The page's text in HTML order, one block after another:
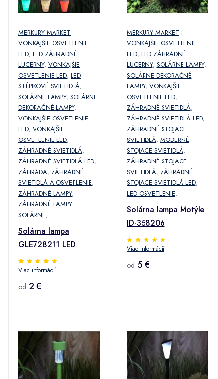
MERKURY MARKET |
VONKAJŠIE OSVETLENIE
LED, LED ZÁHRADNÉ
LUCERNY, VONKAJŠIE
OSVETLENIE LED, LED
STĹPIKOVÉ SVIETIDLÁ,
SOLÁRNE LAMPY, SOLÁRNE
DEKORAČNÉ LAMPY,
VONKAJŠIE OSVETLENIE
LED, VONKAJŠIE
OSVETLENIE LED,
ZÁHRADNÉ SVIETIDLÁ,
ZÁHRADNÉ SVIETIDLÁ LED,
ZÁHRADA, ZÁHRADNÉ
SVIETIDLÁ A OSVETLENIE,
ZÁHRADNÉ LAMPY,
ZÁHRADNÉ LAMPY
SOLÁRNE,
Solárna lampa
GLE728211 LED
Viac informácií
od 2 €
MERKURY MARKET |
VONKAJŠIE OSVETLENIE
LED, LED ZÁHRADNÉ
LUCERNY, SOLÁRNE LAMPY,
SOLÁRNE DEKORAČNÉ
LAMPY, VONKAJŠIE
OSVETLENIE LED,
ZÁHRADNÉ SVIETIDLÁ,
ZÁHRADNÉ SVIETIDLÁ LED,
ZÁHRADNÉ STOJACE
SVIETIDLÁ, MODERNÉ
STOJACE SVIETIDLÁ,
ZÁHRADNÉ STOJACE
SVIETIDLÁ, ZÁHRADNÉ
STOJACE SVIETIDLÁ LED,
LED OSVETLENIE,
Solárna lampa Motýle
ID-358206
Viac informácií
od 5 €